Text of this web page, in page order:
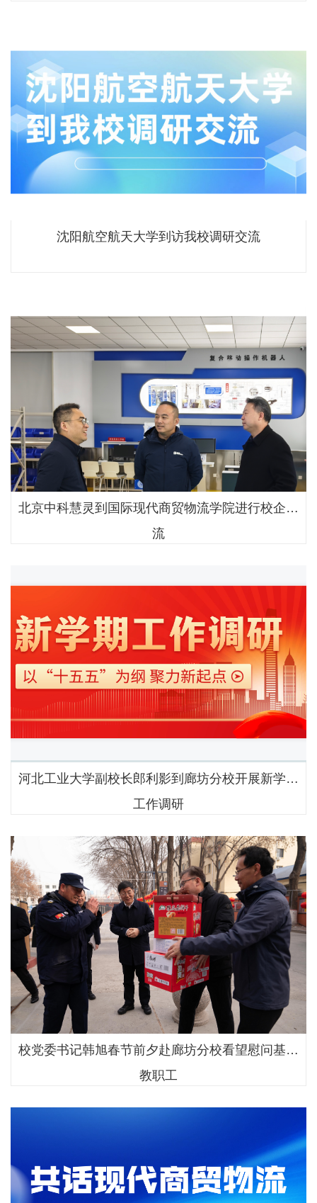
沈阳航空航天大学到访我校调研交流
北京中科慧灵到国际现代商贸物流学院进行校企交
流
河北工业大学副校长郎利影到廊坊分校开展新学期
工作调研
校党委书记韩旭春节前夕赴廊坊分校看望慰问基层
教职工